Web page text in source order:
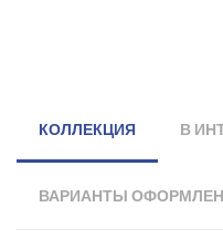
КОЛЛЕКЦИЯ В
ВАРИАНТЫ